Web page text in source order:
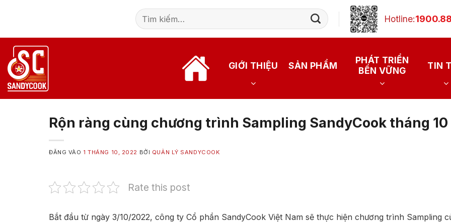
dung
Tìm
kiếm:
Hotline:
GIỚI THIỆU SẢN PHẨM
PHÁT TRIỂN
BỀN VỮNG
TIN
Rộn ràng cùng chương trình Sampling SandyCook tháng 10
ĐĂNG VÀO 1 THÁNG 10, 2022 BỞI QUẢN LÝ SANDYCOOK
Rate this post
Bắt đầu từ ngày 3/10/2022, công ty Cổ phần SandyCook Việt Nam sẽ thực hiện chương trình Sampling